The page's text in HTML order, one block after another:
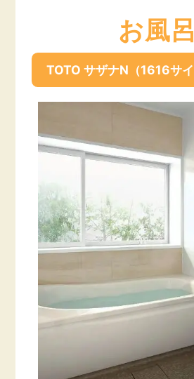
お風呂
TOTO サザナN（1616サイ